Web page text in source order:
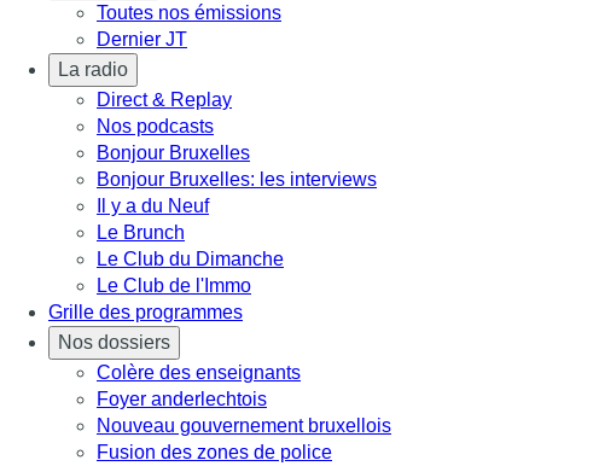
Toutes nos émissions
Dernier JT
La radio
Direct & Replay
Nos podcasts
Bonjour Bruxelles
Bonjour Bruxelles: les interviews
Il y a du Neuf
Le Brunch
Le Club du Dimanche
Le Club de l'Immo
Grille des programmes
Nos dossiers
Colère des enseignants
Foyer anderlechtois
Nouveau gouvernement bruxellois
Fusion des zones de police